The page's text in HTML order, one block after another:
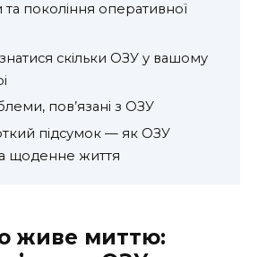
покоління оперативної
скільки ОЗУ у вашому
пов’язані з ОЗУ
підсумок — як ОЗУ
щоденне життя
живе миттю: